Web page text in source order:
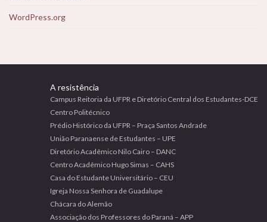
WordPress.org
A resistência
Campus Reitoria da UFPR e Diretório Central dos Estudantes-DCE
Centro Politécnico
Prédio Histórico da UFPR – Praça Santos Andrade
União Paranaense de Estudantes – UPE
Diretório Acadêmico Nilo Cairo – DANC
Centro Acadêmico Hugo Simas – CAHS
Casa do Estudante Universitário – CEU
Igreja Nossa Senhora de Guadalupe
Chácara do Alemão
Associação dos Professores do Paraná – APP